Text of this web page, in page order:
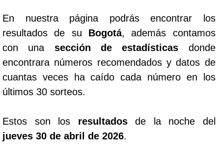
En nuestra página podrás encontrar los
resultados de su Bogotá, además contamos
con una sección de estadísticas donde
encontrara números recomendados y datos de
cuantas veces ha caído cada número en los
últimos 30 sorteos.
Estos son los resultadosde la noche del
jueves 30 de abril de 2026.